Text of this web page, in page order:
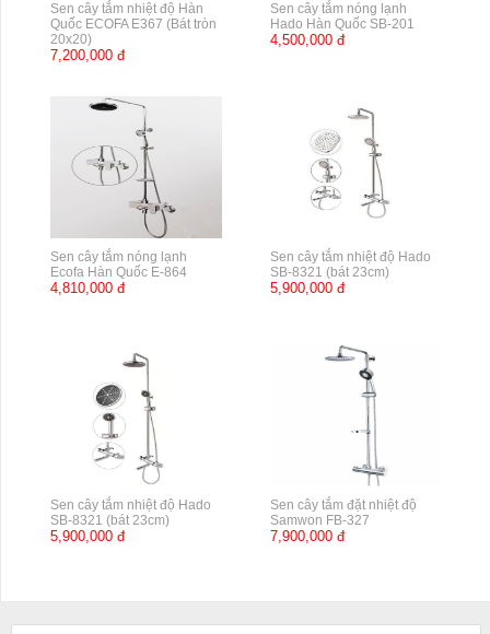
Sen cây tắm nhiệt độ Hàn
Quốc ECOFA E367 (Bát tròn
20x20)
7,200,000 đ
Sen cây tắm nóng lạnh
Hado Hàn Quốc SB-201
4,500,000 đ
Sen cây tắm nóng lạnh
Ecofa Hàn Quốc E-864
4,810,000 đ
Sen cây tắm nhiệt độ Hado
SB-8321 (bát 23cm)
5,900,000 đ
Sen cây tắm nhiệt độ Hado
SB-8321 (bát 23cm)
5,900,000 đ
Sen cây tắm đặt nhiệt độ
Samwon FB-327
7,900,000 đ